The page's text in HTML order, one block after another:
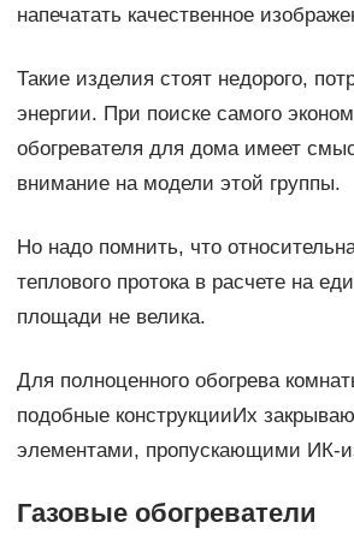
напечатать качественное
Такие изделия стоят недорого,
энергии. При поиске самого
обогревателя для дома имеет
внимание на модели этой группы.
Но надо помнить, что
теплового протока в расчете на
площади не велика.
Для полноценного обогрева
подобные конструкцииИх
элементами, пропускающими ИК-
Газовые обогреватели